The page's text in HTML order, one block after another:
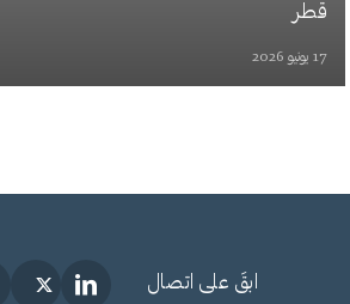
قطر
17 يونيو 2026
ابقَ على اتصال